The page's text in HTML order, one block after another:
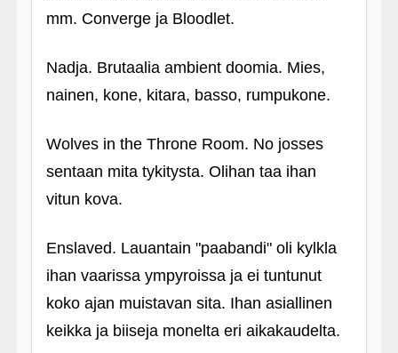
mm. Converge ja Bloodlet.
Nadja. Brutaalia ambient doomia. Mies,
nainen, kone, kitara, basso, rumpukone.
Wolves in the Throne Room. No josses
sentaan mita tykitysta. Olihan taa ihan
vitun kova.
Enslaved. Lauantain "paabandi" oli kylkla
ihan vaarissa ympyroissa ja ei tuntunut
koko ajan muistavan sita. Ihan asiallinen
keikka ja biiseja monelta eri aikakaudelta.